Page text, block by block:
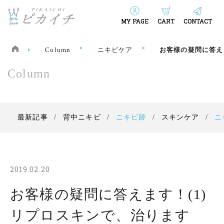
MY PAGE CART CONTACT
Column ニキビケア お客様の疑問に答
Column
最新記事 背中ニキビ ニキビ跡 スキンケア ニ
2019.02.20
お客様の疑問に答えます！(1)
リプロスキンで、治ります